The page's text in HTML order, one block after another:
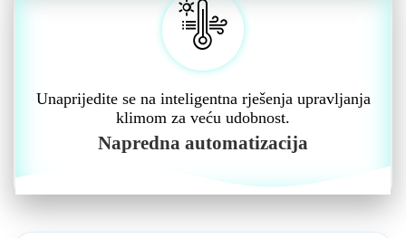
Unaprijedite se na inteligentna rješenja upravljanja
klimom za veću udobnost.
Napredna automatizacija